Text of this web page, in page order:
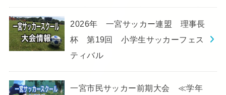
2026年 一宮サッカー連盟 理事長
杯 第19回 小学生サッカーフェス
ティバル
一宮市民サッカー前期大会 ≪学年